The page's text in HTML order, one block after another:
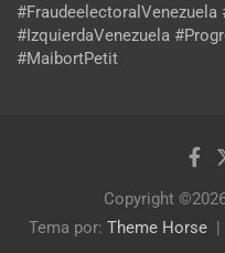
#FraudeelectoralVenezuela
#IzquierdaVenezuela
#MaibortPetit
Copyright
Tema por: Theme Horse